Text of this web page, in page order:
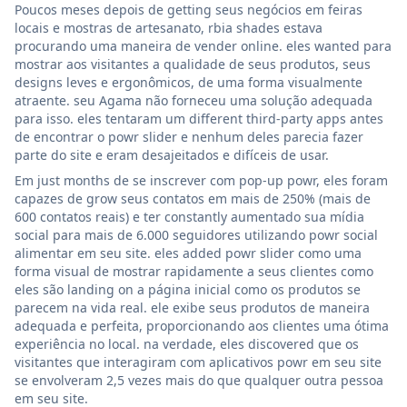
Poucos meses depois de getting seus negócios em feiras
locais e mostras de artesanato, rbia shades estava
procurando uma maneira de vender online. eles wanted para
mostrar aos visitantes a qualidade de seus produtos, seus
designs leves e ergonômicos, de uma forma visualmente
atraente. seu Agama não forneceu uma solução adequada
para isso. eles tentaram um different third-party apps antes
de encontrar o powr slider e nenhum deles parecia fazer
parte do site e eram desajeitados e difíceis de usar.
Em just months de se inscrever com pop-up powr, eles foram
capazes de grow seus contatos em mais de 250% (mais de
600 contatos reais) e ter constantly aumentado sua mídia
social para mais de 6.000 seguidores utilizando powr social
alimentar em seu site. eles added powr slider como uma
forma visual de mostrar rapidamente a seus clientes como
eles são landing on a página inicial como os produtos se
parecem na vida real. ele exibe seus produtos de maneira
adequada e perfeita, proporcionando aos clientes uma ótima
experiência no local. na verdade, eles discovered que os
visitantes que interagiram com aplicativos powr em seu site
se envolveram 2,5 vezes mais do que qualquer outra pessoa
em seu site.